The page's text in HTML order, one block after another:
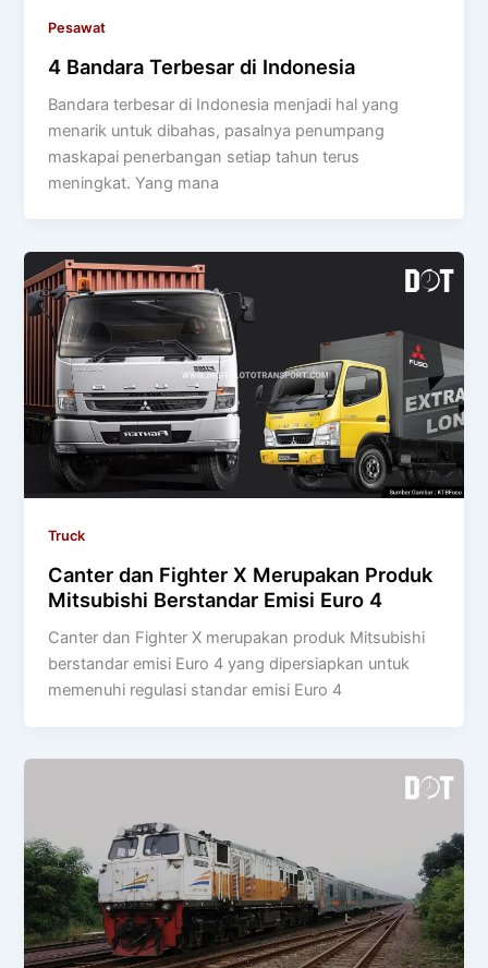
Pesawat
4 Bandara Terbesar di Indonesia
Bandara terbesar di Indonesia menjadi hal yang
menarik untuk dibahas, pasalnya penumpang
maskapai penerbangan setiap tahun terus
meningkat. Yang mana
Truck
Canter dan Fighter X Merupakan Produk
Mitsubishi Berstandar Emisi Euro 4
Canter dan Fighter X merupakan produk Mitsubishi
berstandar emisi Euro 4 yang dipersiapkan untuk
memenuhi regulasi standar emisi Euro 4